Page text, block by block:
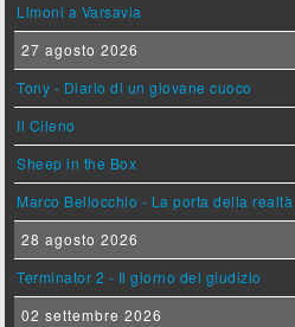
Limoni a Varsavia
27 agosto 2026
Tony - Diario di un giovane cuoco
Il Cileno
Sheep in the Box
Marco Bellocchio - La porta della realtà
28 agosto 2026
Terminator 2 - Il giorno del giudizio
02 settembre 2026